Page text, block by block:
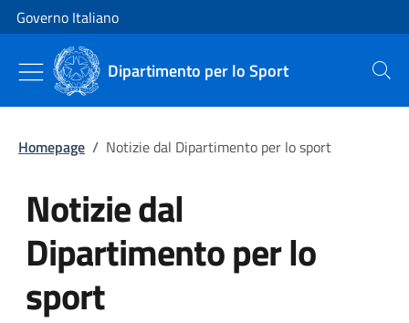
Vai al contenuto
Vai alla navigazione del sito
Governo Italiano
Dipartimento per lo Sport Cerca
Homepage / Notizie dal Dipartimento per lo sport
Notizie dal
Dipartimento per lo
sport